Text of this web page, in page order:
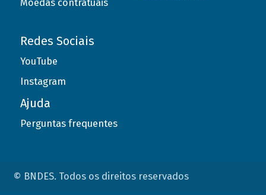
Moedas contratuais
Redes Sociais
YouTube
Instagram
Ajuda
Perguntas frequentes
© BNDES. Todos os direitos reservados